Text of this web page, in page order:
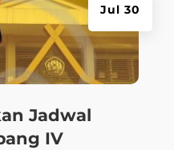
Jadwal
IV
Jul 30